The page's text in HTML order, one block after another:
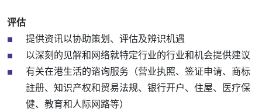
评估
提供资讯以协助策划、评估及辨识机遇
以深刻的见解和网络就特定行业的行业和机会提供建议
有关在港生活的谘询服务（营业执照、签证申请、商标
註册、知识产权和贸易法规、银行开户、住屋、医疗保
健、教育和人际网路等）